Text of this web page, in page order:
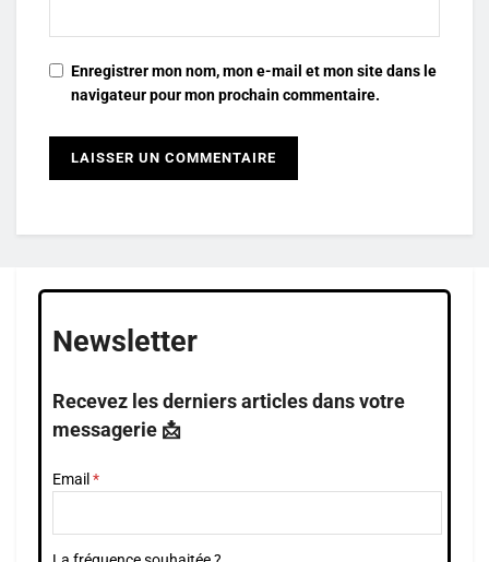
Enregistrer mon nom, mon e-mail et mon site dans le
navigateur pour mon prochain commentaire.
Newsletter
Recevez les derniers articles dans votre
messagerie 📩
Email